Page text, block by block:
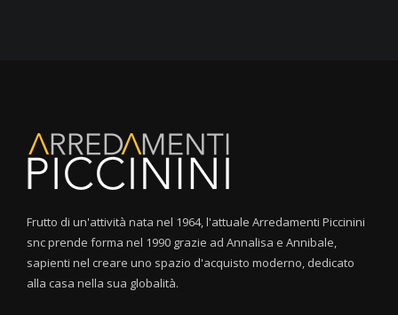
Frutto di un'attività nata nel 1964, l'attuale Arredamenti Piccinini
snc prende forma nel 1990 grazie ad Annalisa e Annibale,
sapienti nel creare uno spazio d'acquisto moderno, dedicato
alla casa nella sua globalità.